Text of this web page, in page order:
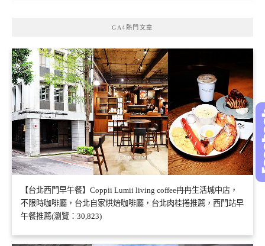
GA4熱門文章
【台北西門早午餐】Coppii Lumii living coffee冉冉生活城中店，
不限時咖啡廳，台北自家烘焙咖啡廳，台北肉桂捲推薦，西門站早
午餐推薦(瀏覽：30,823)